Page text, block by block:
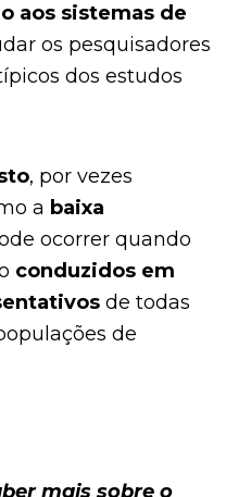
aos sistemas de
os pesquisadores
dos estudos
, por vezes
a baixa
ocorrer quando
conduzidos em
de todas
de
mais sobre o